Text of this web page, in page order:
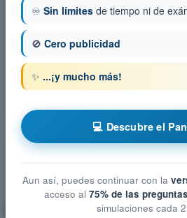
Limitaciones del
♾️ Sin límites de tiempo ni de
🚫 Cero publicidad
✨ ...¡y mucho más!
💻 Descubre el
Aun así, puedes continuar con la
acceso al 75% de las preguntas
simulaciones cada